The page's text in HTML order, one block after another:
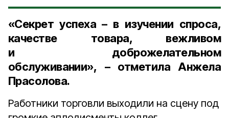
«Секрет успеха – в изучении спроса,
качестве товара, вежливом
и доброжелательном
обслуживании», – отметила Анжела
Прасолова.
Работники торговли выходили на сцену под